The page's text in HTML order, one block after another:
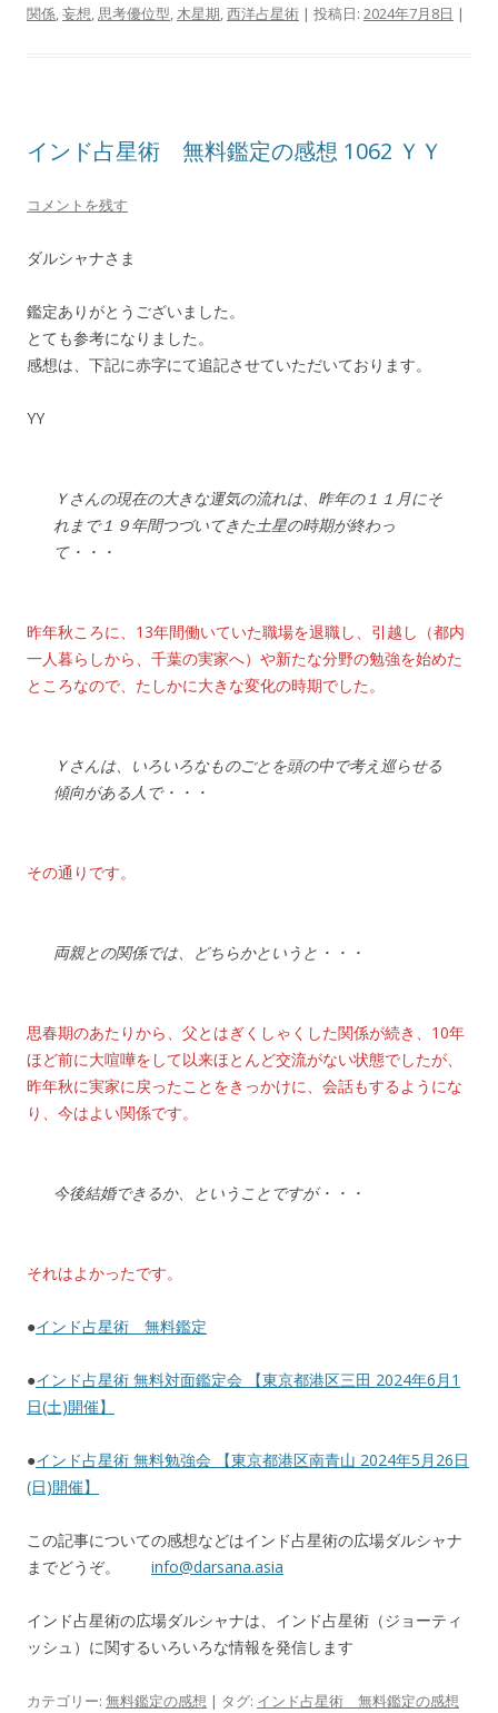
関係,妄想,思考優位型,木星期,西洋占星術 | 投稿日: 2024年7月8日 |
インド占星術 無料鑑定の感想 1062 ＹＹ
コメントを残す
ダルシャナさま
鑑定ありがとうございました。
とても参考になりました。
感想は、下記に赤字にて追記させていただいております。
YY
Ｙさんの現在の大きな運気の流れは、昨年の１１月にそ
れまで１９年間つづいてきた土星の時期が終わっ
て・・・
昨年秋ころに、13年間働いていた職場を退職し、引越し（都内
一人暮らしから、千葉の実家へ）や新たな分野の勉強を始めた
ところなので、たしかに大きな変化の時期でした。
Ｙさんは、いろいろなものごとを頭の中で考え巡らせる
傾向がある人で・・・
その通りです。
両親との関係では、どちらかというと・・・
思春期のあたりから、父とはぎくしゃくした関係が続き、10年
ほど前に大喧嘩をして以来ほとんど交流がない状態でしたが、
昨年秋に実家に戻ったことをきっかけに、会話もするようにな
り、今はよい関係です。
今後結婚できるか、ということですが・・・
それはよかったです。
●インド占星術 無料鑑定
●インド占星術 無料対面鑑定会 【東京都港区三田 2024年6月1
日(土)開催】
●インド占星術 無料勉強会 【東京都港区南青山 2024年5月26日
(日)開催】
この記事についての感想などはインド占星術の広場ダルシャナ
までどうぞ。 info@darsana.asia
インド占星術の広場ダルシャナは、インド占星術（ジョーティ
ッシュ）に関するいろいろな情報を発信します
カテゴリー: 無料鑑定の感想 | タグ: インド占星術 無料鑑定の感想